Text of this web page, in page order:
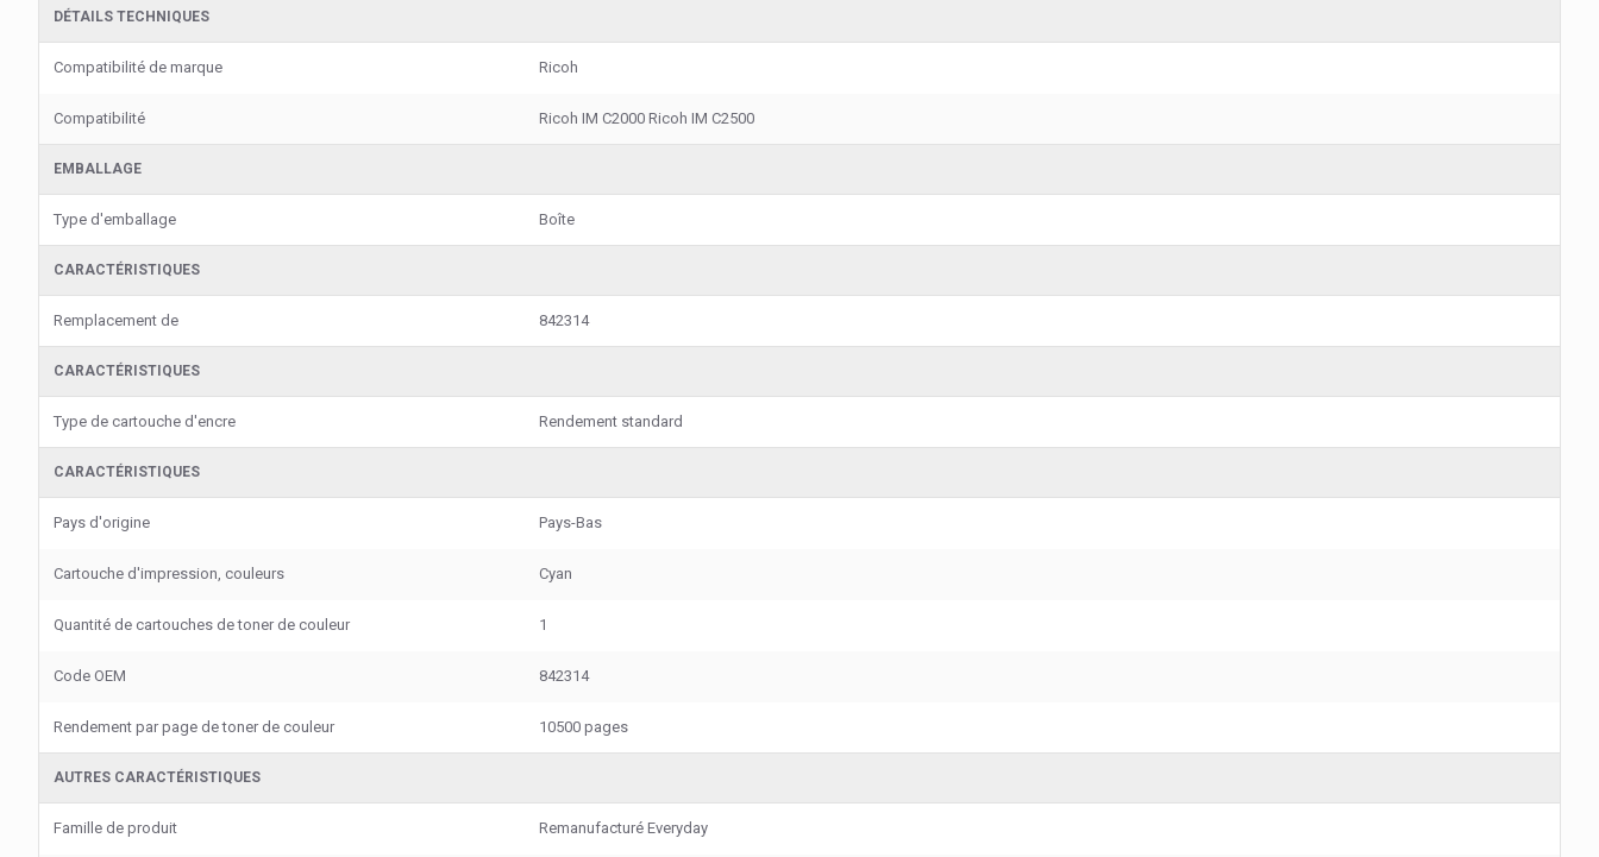
DÉTAILS TECHNIQUES
Compatibilité de marque Ricoh
Compatibilité Ricoh IM C2000 Ricoh IM C2500
EMBALLAGE
Type d'emballage Boîte
CARACTÉRISTIQUES
Remplacement de 842314
CARACTÉRISTIQUES
Type de cartouche d'encre Rendement standard
CARACTÉRISTIQUES
Pays d'origine Pays-Bas
Cartouche d'impression, couleurs Cyan
Quantité de cartouches de toner de couleur 1
Code OEM 842314
Rendement par page de toner de couleur 10500 pages
AUTRES CARACTÉRISTIQUES
Famille de produit Remanufacturé Everyday